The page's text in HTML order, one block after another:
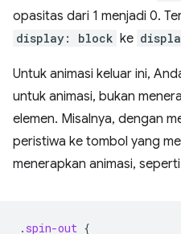
opasitas dari 1 menjadi 0.
display: block ke
Untuk animasi keluar ini,
untuk animasi, bukan
elemen. Misalnya, dengan
peristiwa ke tombol yang
menerapkan animasi, seperti
. spin-out {